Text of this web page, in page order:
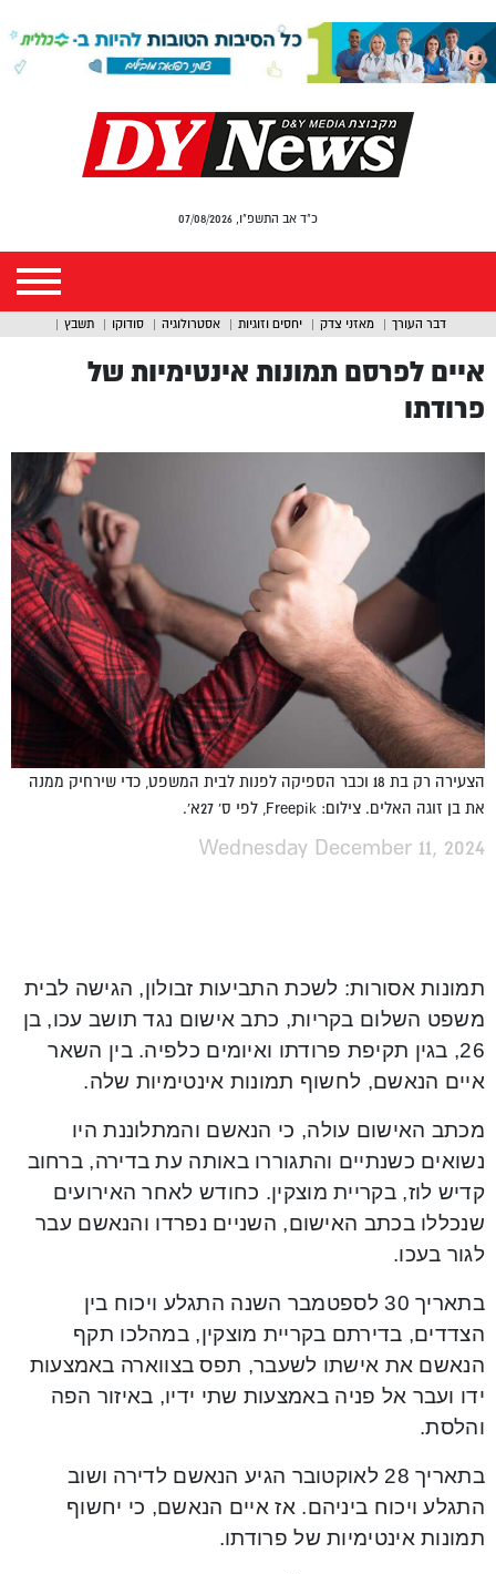
כ"ד אב התשפ"ו, 07/08/2026
דבר העורך מאזני צדק יחסים וזוגיות אסטרולוגיה סודוקו תשבץ
איים לפרסם תמונות אינטימיות של
פרודתו
הצעירה רק בת 18 וכבר הספיקה לפנות לבית המשפט, כדי שירחיק ממנה
את בן זוגה האלים. צילום: Freepik, לפי ס' 27א'.
Wednesday December 11, 2024
תמונות אסורות: לשכת התביעות זבולון, הגישה לבית
משפט השלום בקריות, כתב אישום נגד תושב עכו, בן
26, בגין תקיפת פרודתו ואיומים כלפיה. בין השאר
איים הנאשם, לחשוף תמונות אינטימיות שלה.
מכתב האישום עולה, כי הנאשם והמתלוננת היו
נשואים כשנתיים והתגוררו באותה עת בדירה, ברחוב
קדיש לוז, בקריית מוצקין. כחודש לאחר האירועים
שנכללו בכתב האישום, השניים נפרדו והנאשם עבר
לגור בעכו.
בתאריך 30 לספטמבר השנה התגלע ויכוח בין
הצדדים, בדירתם בקריית מוצקין, במהלכו תקף
הנאשם את אישתו לשעבר, תפס בצווארה באמצעות
ידו ועבר אל פניה באמצעות שתי ידיו, באיזור הפה
והלסת.
בתאריך 28 לאוקטובר הגיע הנאשם לדירה ושוב
התגלע ויכוח ביניהם. אז איים הנאשם, כי יחשוף
תמונות אינטימיות של פרודתו.